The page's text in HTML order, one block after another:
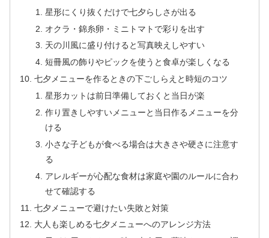
星形にくり抜くだけで七夕らしさが出る
オクラ・錦糸卵・ミニトマトで彩りを出す
天の川風に盛り付けると写真映えしやすい
短冊風の飾りやピックを使うと食卓が楽しくなる
七夕メニューを作るときの下ごしらえと時短のコツ
星形カットは前日準備しておくと当日が楽
作り置きしやすいメニューと当日作るメニューを分
ける
小さな子どもが食べる場合は大きさや硬さに注意す
る
アレルギーが心配な食材は家庭や園のルールに合わ
せて確認する
七夕メニューで避けたい失敗と対策
大人も楽しめる七夕メニューへのアレンジ方法